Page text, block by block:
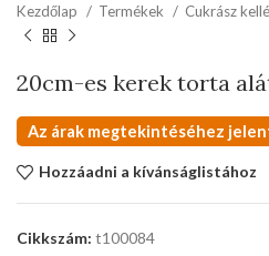
Kezdőlap Termékek Cukrász
20cm-es kerek torta
Az árak megtekintéséhez
Hozzáadni a kívánságlistához
Cikkszám: t100084